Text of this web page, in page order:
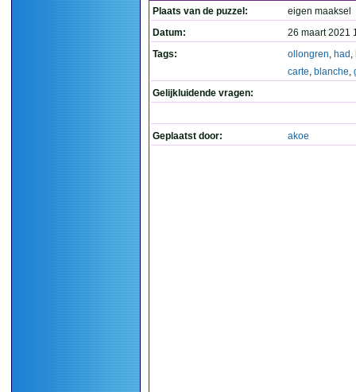
Plaats van de puzzel:
eigen maaksel
Datum:
26 maart 2021
Tags:
ollongren, had ,
carte, blanche,
Gelijkluidende vragen:
Geplaatst door: akoe